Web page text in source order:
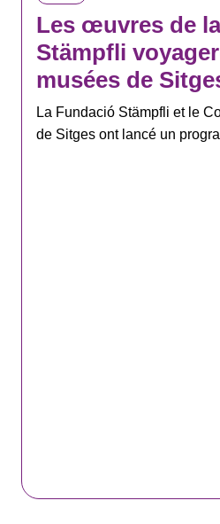
Les œuvres de
Stämpfli
musées de
La Fundació Stämpfli et le
de Sitges ont lancé un